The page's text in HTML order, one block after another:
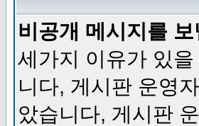
비공개 메시지를
세가지 이유가 있
니다, 게시판 운영
았습니다, 게시판